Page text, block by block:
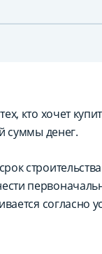
кто хочет
суммы денег.
согласно